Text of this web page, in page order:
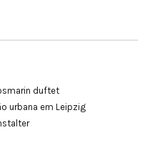
duftet
urbana em Leipzig